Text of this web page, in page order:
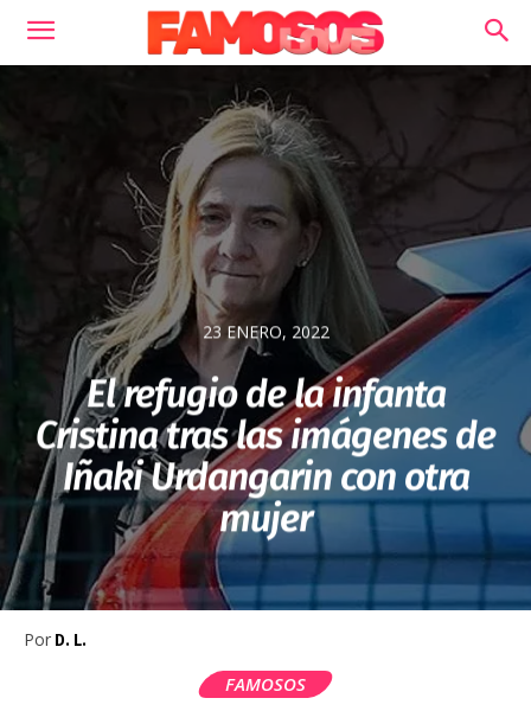
23 ENERO, 2022
El refugio de la infanta
Cristina tras las imágenes de
Iñaki Urdangarin con otra
mujer
Por D. L.
FAMOSOS